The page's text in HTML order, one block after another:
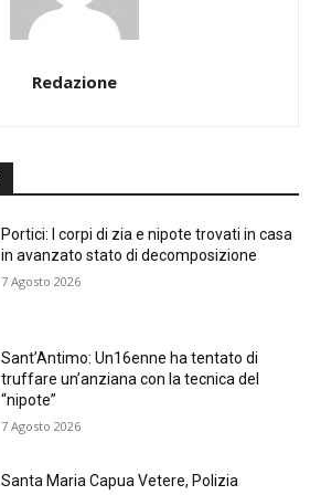
Redazione
Portici: I corpi di zia e nipote trovati in casa
in avanzato stato di decomposizione
7 Agosto 2026
Sant’Antimo: Un16enne ha tentato di
truffare un’anziana con la tecnica del
“nipote”
7 Agosto 2026
Santa Maria Capua Vetere, Polizia